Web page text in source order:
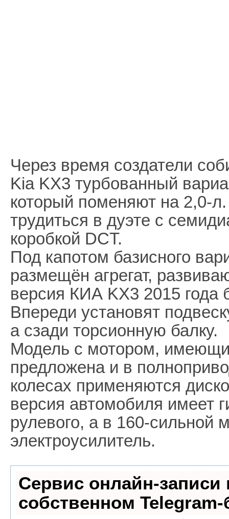
Через время создатели
Kia KX3 турбованный
который поменяют на 2,0-
трудиться в дуэте с
коробкой DCT.
Под капотом базисного
размещён агрегат,
версия КИА KX3 2015 года
Впереди установят
а сзади торсионную балку.
Модель с мотором,
предложена и в
колесах применяются
версия автомобиля имеет
рулевого, а в 160-сильной
электроусилитель.
Сервис онлайн-записи
собственном Telegram-